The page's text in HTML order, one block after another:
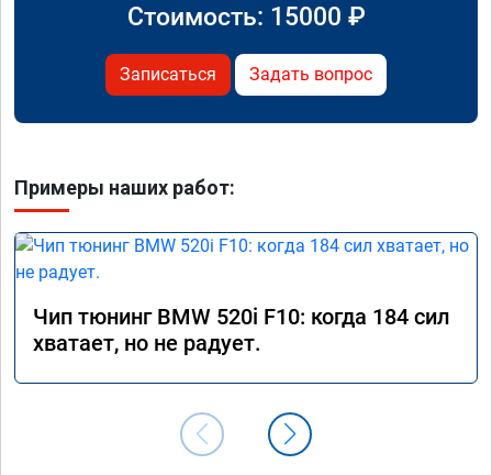
Стоимость: 15000 ₽
Записаться Задать вопрос
Примеры наших работ:
Чип тюнинг BMW 520i F10: когда 184 сил
хватает, но не радует.